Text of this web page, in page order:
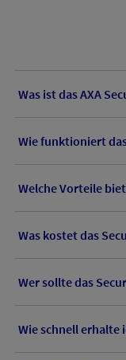
Was ist das AXA
Wie funktioniert
Welche Vorteile
Was kostet das
Wer sollte das
Wie schnell erhalte